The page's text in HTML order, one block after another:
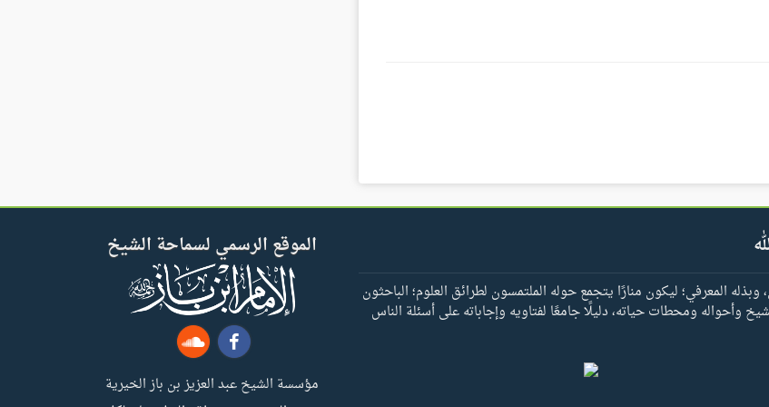
المعرفي؛ ليكون منارًا يتجمع حوله الملتمسون لطرائق العلوم؛ الباحثون
وأحواله ومحطات حياته، دليلًا جامعًا لفتاويه وإجاباته على أسئلة الناس
الموقع الرسمي لسماحة الشيخ
مؤسسة الشيخ عبد العزيز بن باز الخيرية